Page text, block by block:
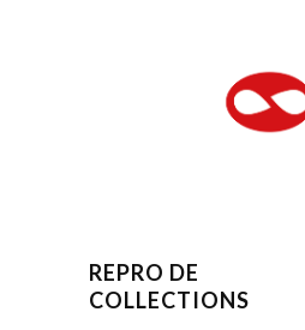
REPRO DE
COLLECTIONS